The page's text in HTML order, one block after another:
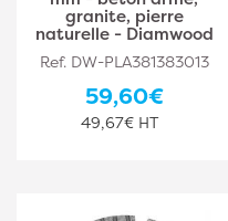
granite, pierre
naturelle - Diamwood
Ref. DW-PLA381383013
59,60€
49,67€ HT